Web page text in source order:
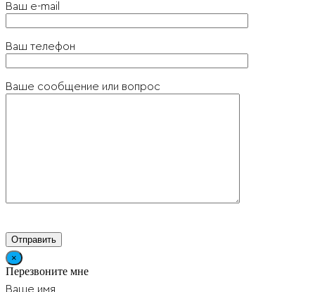
Ваш e-mail
Ваш телефон
Ваше сообщение или вопрос
×
Перезвоните мне
Ваше имя